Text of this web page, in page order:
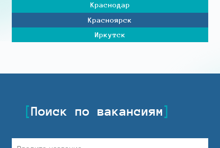
Краснодар
Красноярск
Иркутск
Поиск по вакансиям